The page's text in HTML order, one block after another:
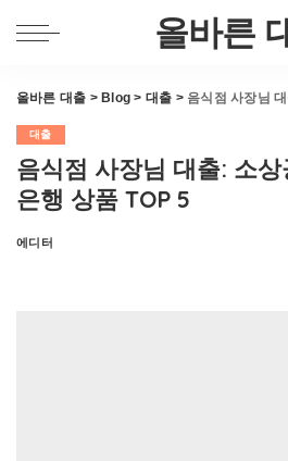
올바른
올바른 대출 > Blog > 대출 > 음식점 사장님 대출:
대출
음식점 사장님 대출: 소
은행 상품 TOP 5
Posted
에디터